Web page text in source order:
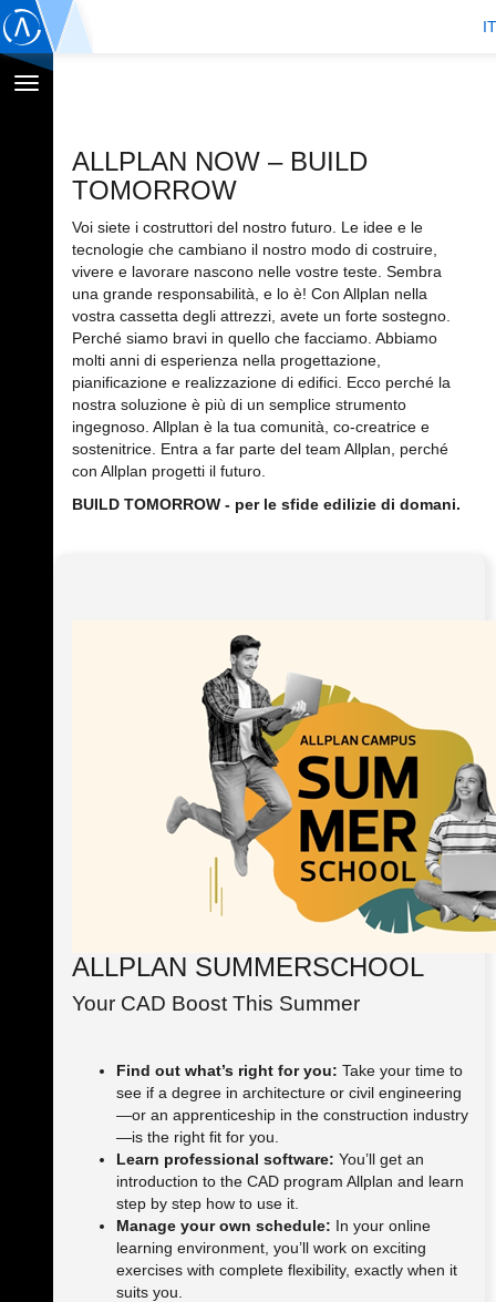
IT
Toggle
ALLPLAN NOW – BUILD
TOMORROW
Voi siete i costruttori del nostro futuro. Le idee e le
tecnologie che cambiano il nostro modo di costruire,
vivere e lavorare nascono nelle vostre teste. Sembra
una grande responsabilità, e lo è! Con Allplan nella
vostra cassetta degli attrezzi, avete un forte sostegno.
Perché siamo bravi in quello che facciamo. Abbiamo
molti anni di esperienza nella progettazione,
pianificazione e realizzazione di edifici. Ecco perché la
nostra soluzione è più di un semplice strumento
ingegnoso. Allplan è la tua comunità, co-creatrice e
sostenitrice. Entra a far parte del team Allplan, perché
con Allplan progetti il futuro.
BUILD TOMORROW - per le sfide edilizie di domani.
ALLPLAN SUMMERSCHOOL
Your CAD Boost This Summer
Find out what’s right for you: Take your time to
see if a degree in architecture or civil engineering
—or an apprenticeship in the construction industry
—is the right fit for you.
Learn professional software: You’ll get an
introduction to the CAD program Allplan and learn
step by step how to use it.
Manage your own schedule: In your online
learning environment, you’ll work on exciting
exercises with complete flexibility, exactly when it
suits you.